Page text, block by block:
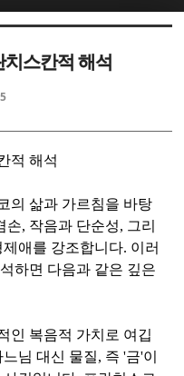
스칸적 해석
적 해석
의 삶과 가르침을 바탕
손, 작음과 단순성, 그리
애를 강조합니다. 이러
하면 다음과 같은 깊은
인 복음적 가치로 여깁
님 대신 물질, 즉'금'이
북5
북5
북5
북5